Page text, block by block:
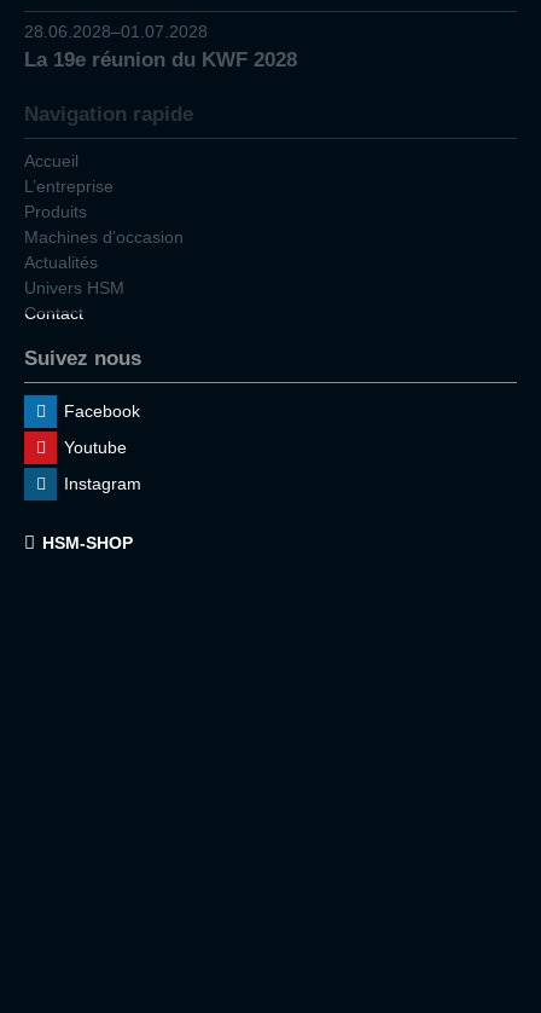
28.06.2028–01.07.2028
La 19e réunion du KWF 2028
Navigation rapide
Accueil
L’entreprise
Produits
Machines d’occasion
Actualités
Univers HSM
Contact
Suivez nous
Facebook
Youtube
Instagram
HSM-SHOP